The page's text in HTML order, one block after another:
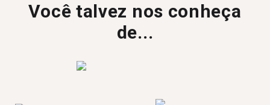
Você talvez nos conheça
de...